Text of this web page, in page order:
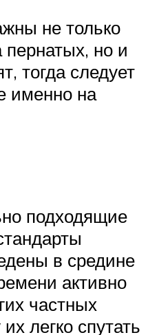
не только
пернатых, но и
тогда следует
именно на
подходящие
в средине
активно
частных
легко спутать